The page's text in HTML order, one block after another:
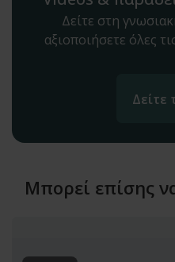
Δείτε στη
αξιοποιήσετε όλες
Δείτε
Μπορεί επίσης